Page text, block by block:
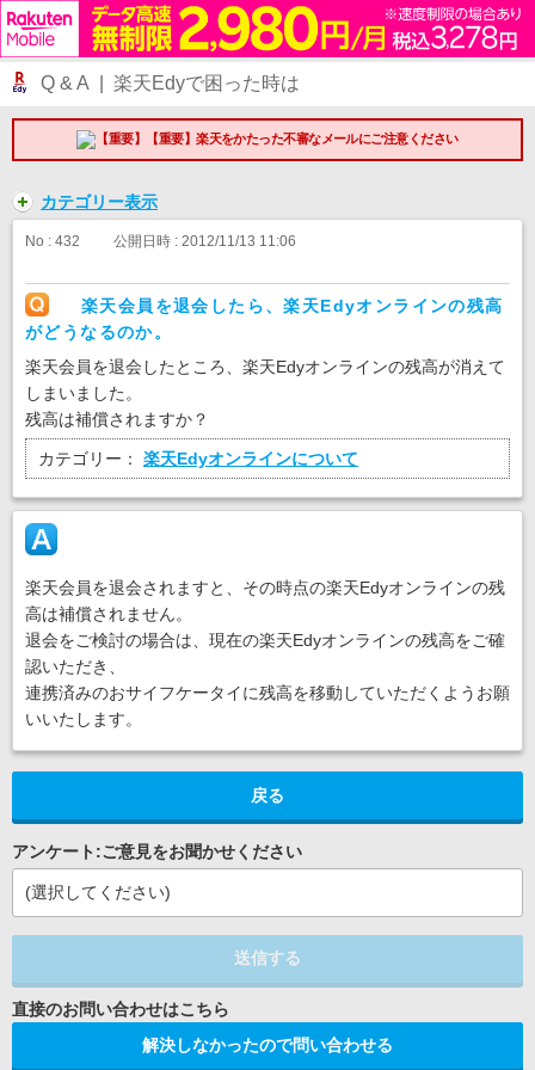
Q & A | 楽天Edyで困った時は
【重要】楽天をかたった不審なメールにご注意ください
カテゴリー表示
No : 432 公開日時 : 2012/11/13 11:06
楽天会員を退会したら、楽天Edyオンラインの残高
がどうなるのか。
楽天会員を退会したところ、楽天Edyオンラインの残高が消えて
しまいました。
残高は補償されますか？
カテゴリー： 楽天Edyオンラインについて
楽天会員を退会されますと、その時点の楽天Edyオンラインの残
高は補償されません。
退会をご検討の場合は、現在の楽天Edyオンラインの残高をご確
認いただき、
連携済みのおサイフケータイに残高を移動していただくようお願
いいたします。
戻る
アンケート:ご意見をお聞かせください
(選択してください)
送信する
解決しなかったので問い合わせる